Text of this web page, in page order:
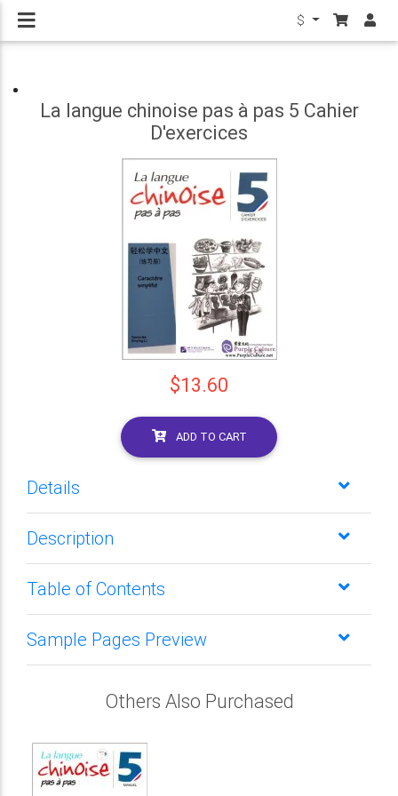
$
La langue chinoise pas à pas 5 Cahier
D'exercices
$13.60
ADD TO CART
Details
Description
Table of Contents
Sample Pages Preview
Others Also Purchased